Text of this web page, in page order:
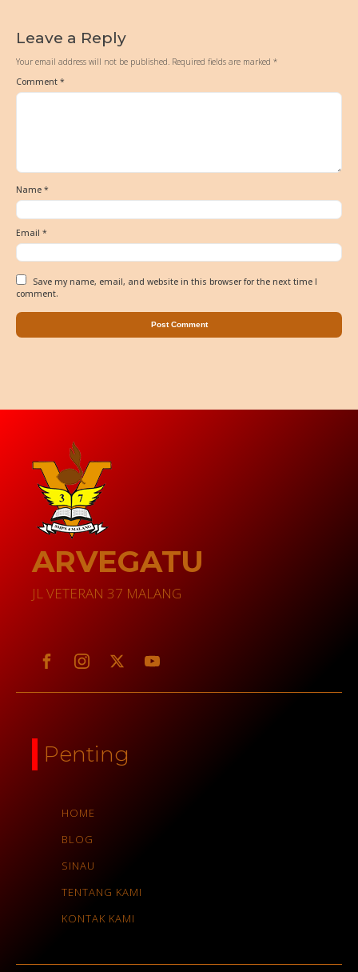
Leave a Reply
Your email address will not be published. Required fields are marked *
Comment *
Name *
Email *
Save my name, email, and website in this browser for the next time I
comment.
ARVEGATU
JL VETERAN 37 MALANG
Penting
HOME
BLOG
SINAU
TENTANG KAMI
KONTAK KAMI